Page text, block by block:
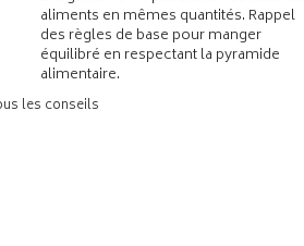
aliments en mêmes quantités. Rappel
des règles de base pour manger
équilibré en respectant la pyramide
alimentaire.
les conseils